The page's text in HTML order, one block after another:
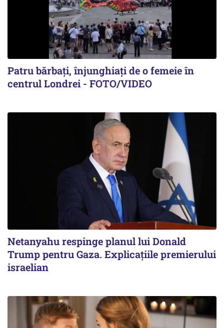
Patru bărbați, înjunghiați de o femeie în
centrul Londrei - FOTO/VIDEO
Netanyahu respinge planul lui Donald
Trump pentru Gaza. Explicațiile premierului
israelian